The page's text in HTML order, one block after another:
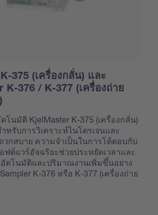
375 (เครื่องกลั่น) และ
K-376 / K-377 (เครื่องถ่าย
โนมัติ KjelMaster K-375 (เครื่องกลั่น)
หรับการวิเคราะห์ไนโตรเจนและ
วกสบาย ความจำเป็นในการโต้ตอบกับ
ฟต์แวร์อัจฉริยะช่วยประหยัดเวลาและ
ตโนมัติและปริมาณงานเพิ่มขึ้นอย่าง
K-376 หรือ K-377 (เครื่องถ่าย